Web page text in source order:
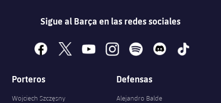
Sigue al Barça en las redes sociales
facebook
x youtubeinstagramspotify discord tiktok
Porteros
Wojciech Szczęsny
Defensas
Alejandro Balde